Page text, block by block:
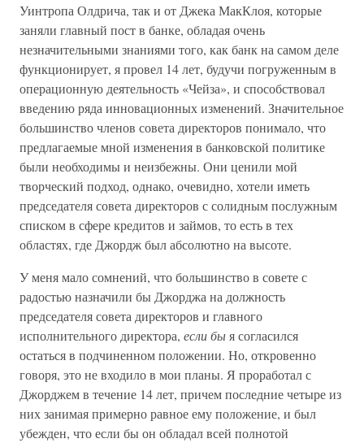
Уинтропа Олдрича, так и от Джека МакКлоя, которые
заняли главный пост в банке, обладая очень
незначительными знаниями того, как банк на самом деле
функционирует, я провел 14 лет, будучи погруженным в
операционную деятельность «Чейза», и способствовал
введению ряда инновационных изменений. Значительное
большинство членов совета директоров понимало, что
предлагаемые мной изменения в банковской политике
были необходимы и неизбежны. Они ценили мой
творческий подход, однако, очевидно, хотели иметь
председателя совета директоров с солидным послужным
списком в сфере кредитов и займов, то есть в тех
областях, где Джордж был абсолютно на высоте.
У меня мало сомнений, что большинство в совете с
радостью назначили бы Джорджа на должность
председателя совета директоров и главного
исполнительного директора, если быя согласился
остаться в подчиненном положении. Но, откровенно
говоря, это не входило в мои планы. Я проработал с
Джорджем в течение 14 лет, причем последние четыре из
них занимая примерно равное ему положение, и был
убежден, что если бы он обладал всей полнотой